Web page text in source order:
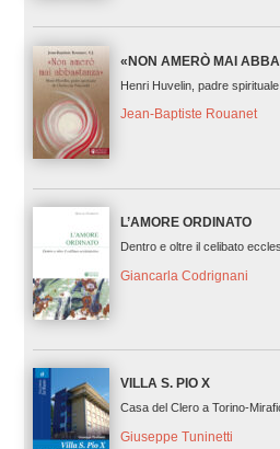
«NON AMERÒ MAI
Henri Huvelin, padre
Jean-Baptiste Rouanet
L’AMORE ORDINATO
Dentro e oltre il celibato
Giancarla Codrignani
VILLA S. PIO X
Casa del Clero a Torino-
Giuseppe Tuninetti